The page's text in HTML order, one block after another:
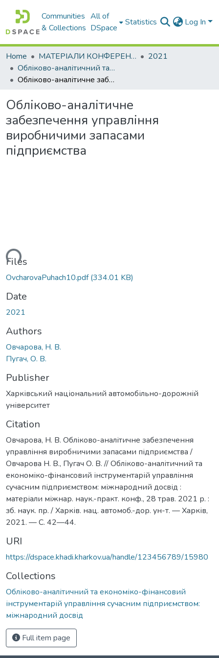
Communities
& Collections
All of
DSpace
Statistics Log In
Home МАТЕРІАЛИ КОНФЕРЕНЦІЙ
2021
Обліково-аналітичний та економіко-фінансовий інструментарій управління сучасним підприємством: міжнародний досвід
Обліково-аналітичне забезпечення управління виробничими запасами підприємства
Обліково-аналітичне
забезпечення управління
виробничими запасами
підприємства
Files
OvcharovaPuhach10.pdf(334.01 KB)
Date
2021
Authors
Овчарова, Н. В.
Пугач, О. В.
Publisher
Харківський національний автомобільно-дорожній
університет
Citation
Овчарова, Н. В. Обліково-аналітичне забезпечення
управління виробничими запасами підприємства /
Овчарова Н. В., Пугач О. В. // Обліково-аналітичний та
економіко-фінансовий інструментарій управління
сучасним підприємством: міжнародний досвід :
матеріали міжнар. наук.-практ. конф., 28 трав. 2021 р. :
зб. наук. пр. / Харків. нац. автомоб.-дор. ун-т. — Харків,
2021. — С. 42—44.
URI
https://dspace.khadi.kharkov.ua/handle/123456789/15980
Collections
Обліково-аналітичний та економіко-фінансовий
інструментарій управління сучасним підприємством:
міжнародний досвід
Full item page